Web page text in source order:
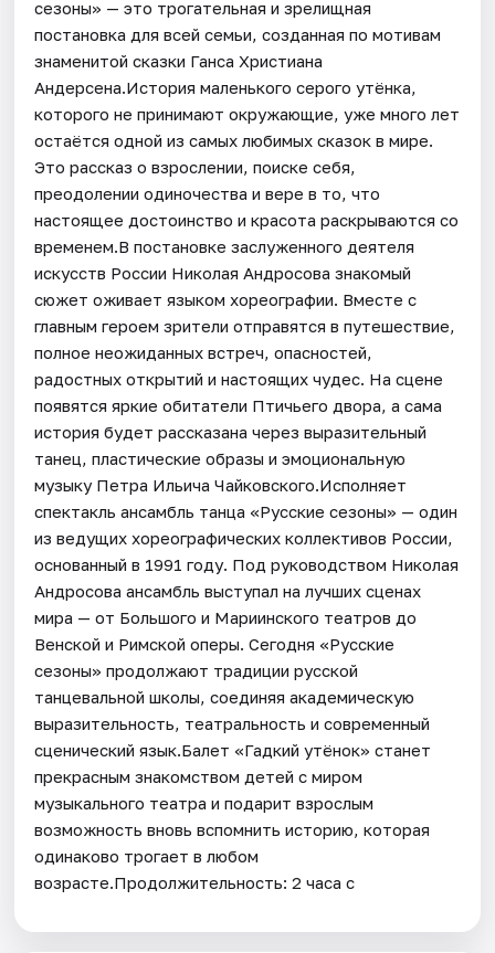
сезоны» — это трогательная и зрелищная
постановка для всей семьи, созданная по мотивам
знаменитой сказки Ганса Христиана
Андерсена.История маленького серого утёнка,
которого не принимают окружающие, уже много лет
остаётся одной из самых любимых сказок в мире.
Это рассказ о взрослении, поиске себя,
преодолении одиночества и вере в то, что
настоящее достоинство и красота раскрываются со
временем.В постановке заслуженного деятеля
искусств России Николая Андросова знакомый
сюжет оживает языком хореографии. Вместе с
главным героем зрители отправятся в путешествие,
полное неожиданных встреч, опасностей,
радостных открытий и настоящих чудес. На сцене
появятся яркие обитатели Птичьего двора, а сама
история будет рассказана через выразительный
танец, пластические образы и эмоциональную
музыку Петра Ильича Чайковского.Исполняет
спектакль ансамбль танца «Русские сезоны» — один
из ведущих хореографических коллективов России,
основанный в 1991 году. Под руководством Николая
Андросова ансамбль выступал на лучших сценах
мира — от Большого и Мариинского театров до
Венской и Римской оперы. Сегодня «Русские
сезоны» продолжают традиции русской
танцевальной школы, соединяя академическую
выразительность, театральность и современный
сценический язык.Балет «Гадкий утёнок» станет
прекрасным знакомством детей с миром
музыкального театра и подарит взрослым
возможность вновь вспомнить историю, которая
одинаково трогает в любом
возрасте.Продолжительность: 2 часа с